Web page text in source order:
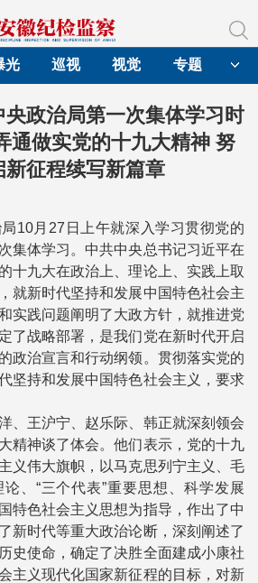
光 巡视 视觉 专题
政治局第一次集体学习时
通做实党的十九大精神 努
新征程续写新篇章
10月27日上午就深入学习贯彻党的
集体学习。中共中央总书记习近平在
十九大在政治上、理论上、实践上取
就新时代坚持和发展中国特色社会主
实践问题阐明了大政方针，就推进党
了战略部署，是我们党在新时代开启
政治宣言和行动纲领。贯彻落实党的
坚持和发展中国特色社会主义，要求
、王沪宁、赵乐际、韩正就深刻领会
精神谈了体会。他们表示，党的十九
义伟大旗帜，以马克思列宁主义、毛
、“三个代表”重要思想、科学发展
特色社会主义思想为指导，作出了中
新时代等重大政治论断，深刻阐述了
史使命，确定了决胜全面建成小康社
主义现代化国家新征程的目标，对新